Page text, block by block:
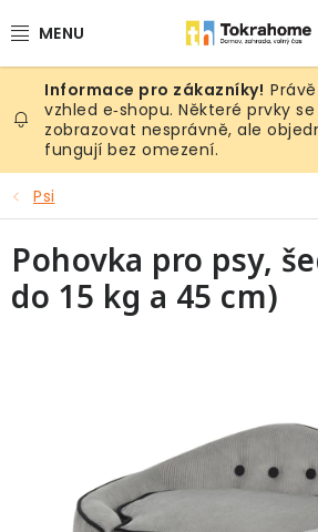
na
Výrobky
Místnosti
Venkovní prostory
Sezóna & Volný čas
Pro děti
vzhled e‑shopu. Některé prvky
zobrazovat nesprávně, ale
fungují bez omezení.
Psi
Pohovka pro psy,
do 15 kg a 45 cm)